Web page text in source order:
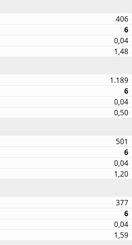
406
6
0,04
1,48
1.189
6
0,04
0,50
501
6
0,04
1,20
377
6
0,04
1,59